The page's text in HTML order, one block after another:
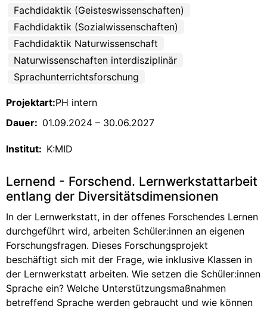
Fachdidaktik (Geisteswissenschaften)
Fachdidaktik (Sozialwissenschaften)
Fachdidaktik Naturwissenschaft
Naturwissenschaften interdisziplinär
Sprachunterrichtsforschung
Projektart:PH intern
Dauer: 01.09.2024 – 30.06.2027
Institut: K:MID
Lernend - Forschend. Lernwerkstattarbeit
entlang der Diversitätsdimensionen
In der Lernwerkstatt, in der offenes Forschendes Lernen
durchgeführt wird, arbeiten Schüler:innen an eigenen
Forschungsfragen. Dieses Forschungsprojekt
beschäftigt sich mit der Frage, wie inklusive Klassen in
der Lernwerkstatt arbeiten. Wie setzen die Schüler:innen
Sprache ein? Welche Unterstützungsmaßnahmen
betreffend Sprache werden gebraucht und wie können